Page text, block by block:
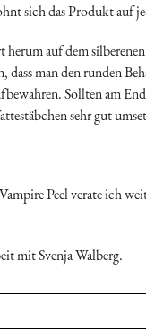
sich das Produkt auf
herum auf dem
dass man den runden
Sollten am
sehr gut
Peel verate ich
mit Svenja Walberg.